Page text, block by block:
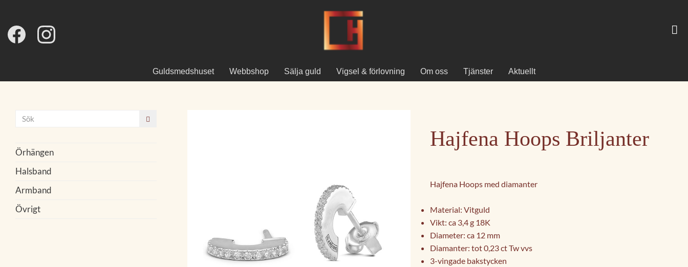
Guldsmedshuset Webbshop Sälja guld Vigsel & förlovning Om oss Tjänster Aktuellt
Örhängen
Halsband
Armband
Övrigt
Hajfena Hoops Briljanter
Hajfena Hoops med diamanter
Material: Vitguld
Vikt: ca 3,4 g 18K
Diameter: ca 12 mm
Diamanter: tot 0,23 ct Tw vvs
3-vingade bakstycken